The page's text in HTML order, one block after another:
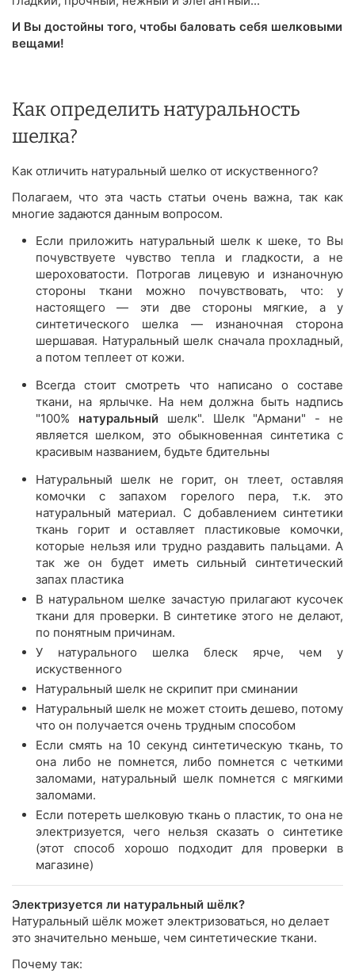
И Вы достойны того, чтобы баловать себя шелковыми
вещами!
Как определить натуральность
шелка?
Как отличить натуральный шелко от искуственного?
Полагаем, что эта часть статьи очень важна, так как
многие задаются данным вопросом.
Если приложить натуральный шелк к шеке, то Вы
почувствуете чувство тепла и гладкости, а не
шероховатости. Потрогав лицевую и изнаночную
стороны ткани можно почувствовать, что: у
настоящего — эти две стороны мягкие, а у
синтетического шелка — изнаночная сторона
шершавая. Натуральный шелк сначала прохладный,
а потом теплеет от кожи.
Всегда стоит смотреть что написано о составе
ткани, на ярлычке. На нем должна быть надпись
"100% натуральный шелк". Шелк "Армани" - не
является шелком, это обыкновенная синтетика с
красивым названием, будьте бдительны
Натуральный шелк не горит, он тлеет, оставляя
комочки с запахом горелого пера, т.к. это
натуральный материал. С добавлением синтетики
ткань горит и оставляет пластиковые комочки,
которые нельзя или трудно раздавить пальцами. А
так же он будет иметь сильный синтетический
запах пластика
В натуральном шелке зачастую прилагают кусочек
ткани для проверки. В синтетике этого не делают,
по понятным причинам.
У натурального шелка блеск ярче, чем у
искуственного
Натуральный шелк не скрипит при сминании
Натуральный шелк не может стоить дешево, потому
что он получается очень трудным способом
Если смять на 10 секунд синтетическую ткань, то
она либо не помнется, либо помнется с четкими
заломами, натуральный шелк помнется с мягкими
заломами.
Если потереть шелковую ткань о пластик, то она не
электризуется, чего нельзя сказать о синтетике
(этот способ хорошо подходит для проверки в
магазине)
Электризуется ли натуральный шёлк?
Натуральный шёлк может электризоваться, но делает
это значительно меньше, чем синтетические ткани.
Почему так: